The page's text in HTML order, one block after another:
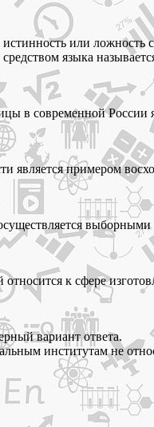
или ложность
языка
в современной России
является примером
выборными
относится к сфере
вариант ответа.
институтам не